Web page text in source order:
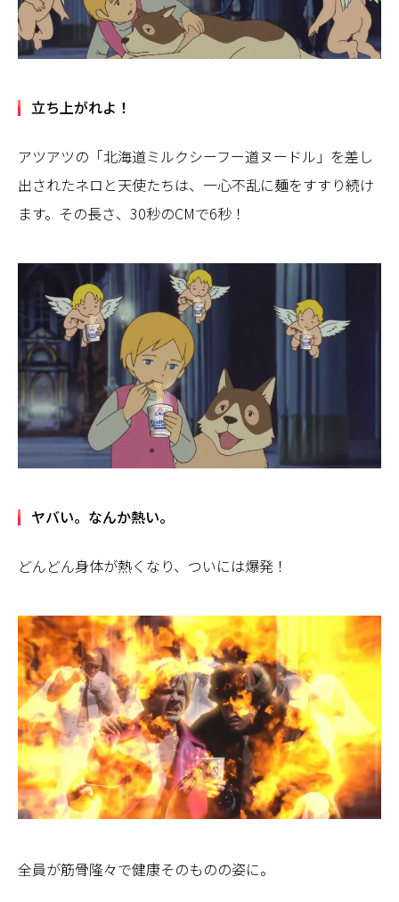
立ち上がれよ！
アツアツの「北海道ミルクシーフー道ヌードル」を差し
出されたネロと天使たちは、一心不乱に麺をすすり続け
ます。その長さ、30秒のCMで6秒！
ヤバい。なんか熱い。
どんどん身体が熱くなり、ついには爆発！
全員が筋骨隆々で健康そのものの姿に。